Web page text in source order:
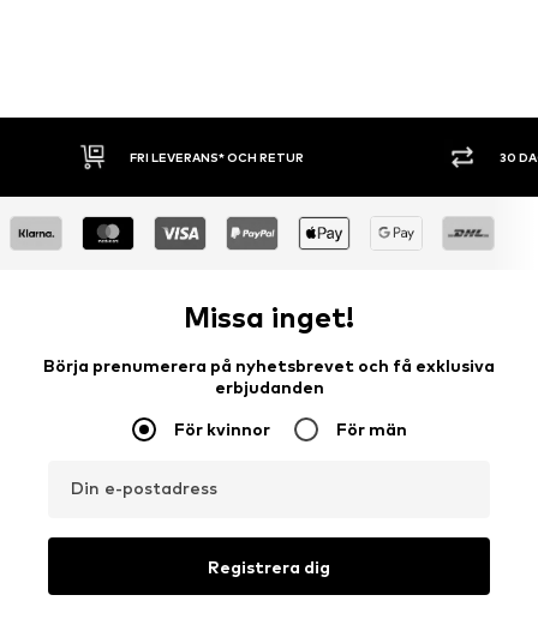
30 DAGARS ÖPPET KÖP SHOPPA NU.
Missa inget!
Börja prenumerera på nyhetsbrevet och få exklusiva
erbjudanden
För kvinnor För män
Din e-postadress
Registrera dig